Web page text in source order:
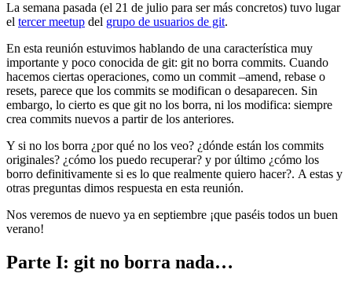
La semana pasada (el 21 de julio para ser más concretos) tuvo lugar
el tercer meetup del grupo de usuarios de git.
En esta reunión estuvimos hablando de una característica muy
importante y poco conocida de git: git no borra commits. Cuando
hacemos ciertas operaciones, como un commit –amend, rebase o
resets, parece que los commits se modifican o desaparecen. Sin
embargo, lo cierto es que git no los borra, ni los modifica: siempre
crea commits nuevos a partir de los anteriores.
Y si no los borra ¿por qué no los veo? ¿dónde están los commits
originales? ¿cómo los puedo recuperar? y por último ¿cómo los
borro definitivamente si es lo que realmente quiero hacer?. A estas y
otras preguntas dimos respuesta en esta reunión.
Nos veremos de nuevo ya en septiembre ¡que paséis todos un buen
verano!
Parte I: git no borra nada…